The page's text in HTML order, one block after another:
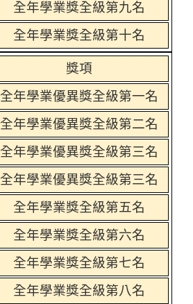
全年學業獎全級第九名
全年學業獎全級第十名
獎項
全年學業優異獎全級第一名
全年學業優異獎全級第二名
全年學業優異獎全級第三名
全年學業優異獎全級第三名
全年學業獎全級第五名
全年學業獎全級第六名
全年學業獎全級第七名
全年學業獎全級第八名